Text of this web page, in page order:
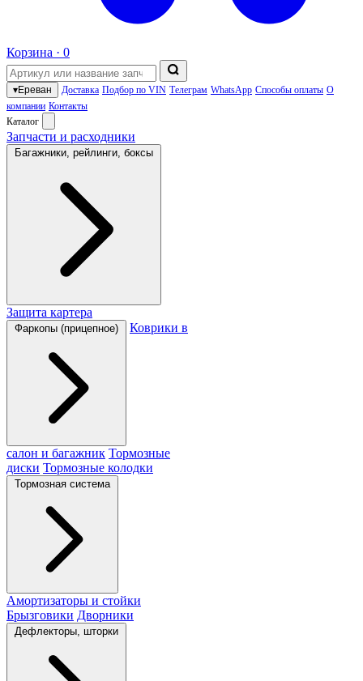
Корзина · 0
▾Ереван Доставка Подбор по VIN Телеграм WhatsApp Способы оплаты О
компании Контакты
Каталог
Запчасти и расходники
Багажники, рейлинги, боксы
Защита картера
Фаркопы (прицепное) Коврики в
салон и багажник Тормозные
диски Тормозные колодки
Тормозная система
Амортизаторы и стойки
Брызговики Дворники
Дефлекторы, шторки